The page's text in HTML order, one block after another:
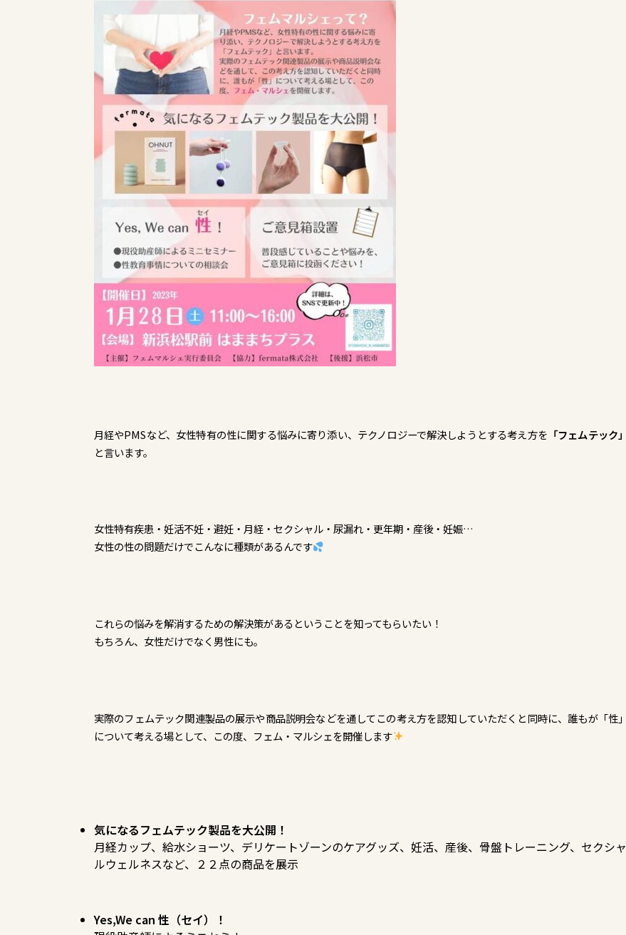
月経やPMSなど、女性特有の性に関する悩みに寄り添い、テクノロジーで解決しようとする考え方を 「フェムテック」
と言います。
女性特有疾患・妊活不妊・避妊・月経・セクシャル・尿漏れ・更年期・産後・妊娠…
女性の性の問題だけでこんなに種類があるんです
これらの悩みを解消するための解決策があるということを知ってもらいたい！
もちろん、女性だけでなく男性にも。
実際のフェムテック関連製品の展示や商品説明会などを通してこの考え方を認知していただくと同時に、誰もが「性」
について考える場として、この度、フェム・マルシェを開催します
気になるフェムテック製品を大公開！
月経カップ、給水ショーツ、デリケートゾーンのケアグッズ、妊活、産後、骨盤トレーニング、セクシャ
ルウェルネスなど、２２点の商品を展示
Yes,We can 性（セイ）！